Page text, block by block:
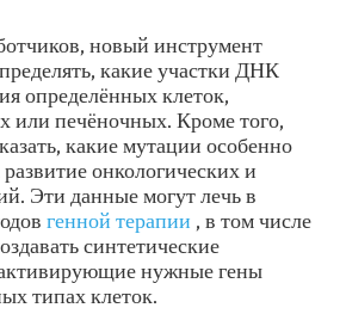
новый инструмент
какие участки ДНК
определённых клеток,
или печёночных. Кроме того,
какие мутации особенно
онкологических и
Эти данные могут лечь в
генной терапии , в том числе
синтетические
нужные гены
типах клеток.